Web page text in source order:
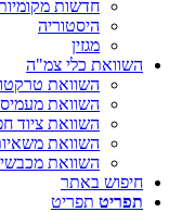
חדשות
היסטוריה
מגזין
השוואת כלי צמ"ה
השוואת
השוואת
השוואת ציוד
השוואת
השוואת
חיפוש באתר
תפריט תפריט